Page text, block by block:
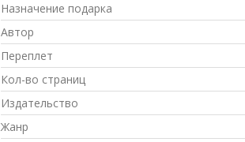
Назначение подарка
Автор
Переплет
Кол-во страниц
Издательство
Жанр